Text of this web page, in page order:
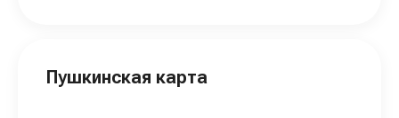
Пушкинская карта